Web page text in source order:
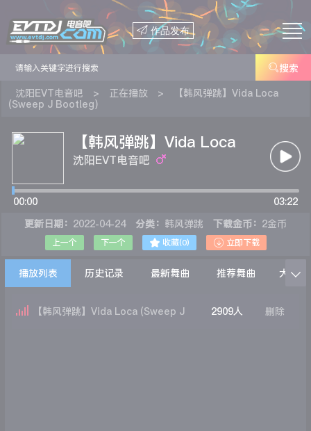
 作品发布
搜索
沈阳EVT电音吧 > 正在播放 >
【韩风弹跳】Vida Loca
(Sweep J Bootleg)
【韩风弹跳】Vida Loca
(Sweep J Bootleg)
沈阳EVT电音吧
00:00
03:22
更新日期： 2022-04-24 分类： 韩风弹跳 下载金币： 2金币
上一个 下一个  收藏(0)  立即下载
播放列表 历史记录 最新舞曲 推荐舞曲 大家在

【韩风弹跳】Vida Loca (Sweep J 2909人 删除